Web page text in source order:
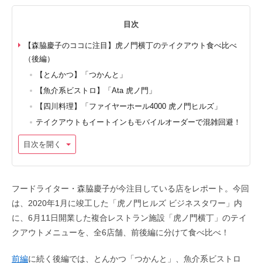
目次
【森脇慶子のココに注目】虎ノ門横丁のテイクアウト食べ比べ
（後編）
【とんかつ】「つかんと」
【魚介系ビストロ】「Ata 虎ノ門」
【四川料理】「ファイヤーホール4000 虎ノ門ヒルズ」
テイクアウトもイートインもモバイルオーダーで混雑回避！
目次を開く
フードライター・森脇慶子が今注目している店をレポート。今回
は、2020年1月に竣工した「虎ノ門ヒルズ ビジネスタワー」内
に、6月11日開業した複合レストラン施設「虎ノ門横丁」のテイ
クアウトメニューを、全6店舗、前後編に分けて食べ比べ！
前編に続く後編では、とんかつ「つかんと」、魚介系ビストロ